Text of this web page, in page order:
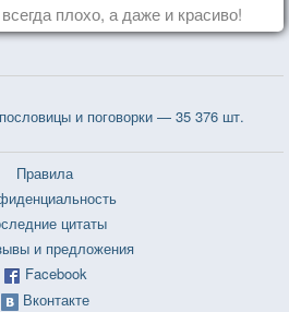
плохо, а даже и красиво!
и поговорки — 35 376 шт.
Правила
цитаты
и предложения
Facebook
Вконтакте